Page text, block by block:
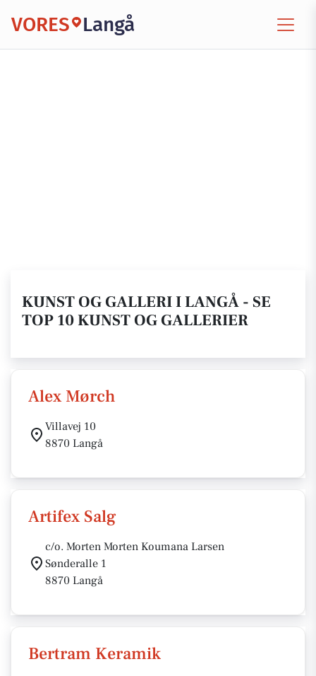
VORES Langå
KUNST OG GALLERI I LANGÅ - SE
TOP 10 KUNST OG GALLERIER
Alex Mørch
Villavej 10
8870 Langå
Artifex Salg
c/o. Morten Morten Koumana Larsen
Sønderalle 1
8870 Langå
Bertram Keramik